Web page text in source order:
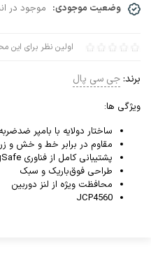
اولین نظر برای این
برند:جی سی پال
ویژگی ها:
ساختار دو‌لایه با بامپر
مقاوم در برابر خط و خش و
پشتیبانی کامل از فناوری MagSafe
طراحی فوق‌باریک و سبک
محافظت ویژه از لنز دوربین
JCP4560
وضعیت موجودی: موجود در